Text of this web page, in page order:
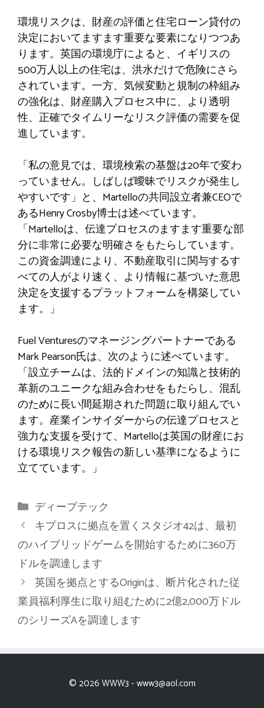
環境リスクは、財産の評価と住宅ローン貸付の
決定においてますます重要な要素になりつつあ
ります。英国の環境庁によると、イギリスの
500万人以上の住宅は、洪水だけで危険にさら
されています。一方、気候変動と規制の枠組み
の強化は、財産購入プロセス中に、より透明
性、正確でタイムリーなリスク評価の需要を促
進しています。
「私の意見では、環境検索の基盤は20年で変わ
っていません。しばしば曖昧でリスクが発生し
やすいです」と、Martelloの共同設立者兼CEOで
あるHenry Crosby博士は述べています。
「Martelloは、伝達プロセスのますます重要な部
分に非常に必要な明確さをもたらしています。
この資金調達により、不動産取引に関与するす
べての人がより速く、より情報に基づいた意思
決定を支援するプラットフォームを構築してい
ます。」
Fuel Venturesのマネージングパートナーである
Mark Pearson氏は、次のように述べています。
「設立チームは、法的ドメインの知識と技術的
革新のユニークな組み合わせをもたらし、混乱
のために長い間延期された問題に取り組んでい
ます。産業インサイダーからの伝達プロセスと
強力な支援を受けて、Martelloは英国の財産にお
ける環境リスク報告の新しい基準になるように
立てています。」
カ
テ
ゴ
リ
ー
ディープテック
キプロスに拠点を置くスタジオ42は、最初
のハイブリッドゲームを開始するために360万
ドルを調達します
英国を拠点とするOriginは、断片化された従
業員福利厚生に取り組むために2億2,000万ドル
のシリーズAを調達します
© 2026 WWW3 -www3@aol.com